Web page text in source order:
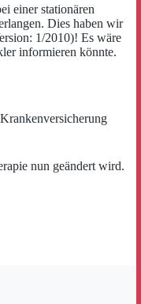
einer stationären
Dies haben wir
1/2010)! Es wäre
informieren könnte.
nun geändert wird.